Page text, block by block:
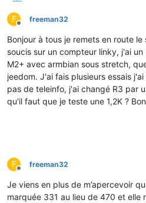
F
Offline
freeman32
Bonjour à tous je remets en route
soucis sur un compteur linky, j'ai
M2+ avec armbian sous stretch,
jeedom. J'ai fais plusieurs essais
pas de teleinfo, j'ai changé R3 par
qu'il faut que je teste une 1,2K ?
F
Offline
freeman32
Je viens en plus de m’apercevoir
marquée 331 au lieu de 470 et elle